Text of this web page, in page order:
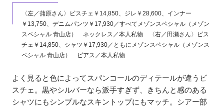
〈左／蒲原さん〉ビスチェ￥14,850、ジレ￥28,600、インナー
￥13,750、デニムパンツ￥17,930／すべてメゾンスペシャル（メゾン
スペシャル 青山店） ネックレス／本人私物 〈右／田瀬さん〉ビス
チェ￥14,850、シャツ￥17,930／ともにメゾンスペシャル（メゾンス
ペシャル 青山店） ピアス／本人私物
よく見ると色によってスパンコールのディテールが違うビ
スチェ。黒やシルバーなら派手すぎず、きちんと感のある
シャツにもシンプルなスキントップにもマッチ。シアー部